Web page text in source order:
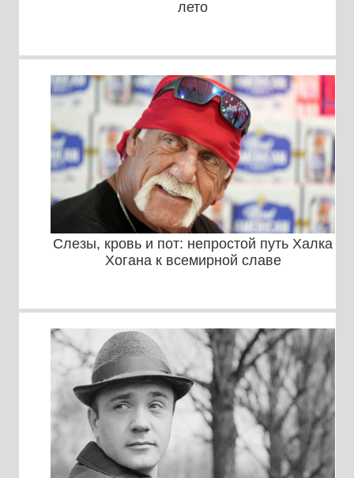
лето
Слезы, кровь и пот: непростой путь Халка
Хогана к всемирной славе